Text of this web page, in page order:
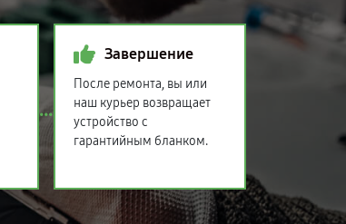
Завершение
После ремонта, вы или
наш курьер возвращает
устройство с
гарантийным бланком.